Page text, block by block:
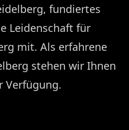
fundiertes
Leidenschaft für
mit. Als erfahrene
stehen wir Ihnen
Verfügung.